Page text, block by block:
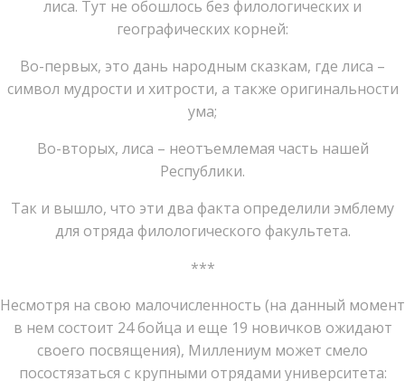
лиса. Тут не обошлось без филологических и
географических корней:
Во-первых, это дань народным сказкам, где лиса –
символ мудрости и хитрости, а также оригинальности
ума;
Во-вторых, лиса – неотъемлемая часть нашей
Республики.
Так и вышло, что эти два факта определили эмблему
для отряда филологического факультета.
***
Несмотря на свою малочисленность (на данный момент
в нем состоит 24 бойца и еще 19 новичков ожидают
своего посвящения), Миллениум может смело
посостязаться с крупными отрядами университета: